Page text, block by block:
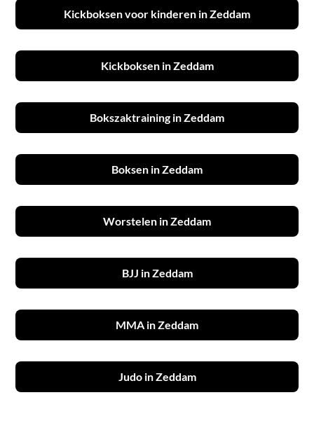
Kickboksen voor kinderen in Zeddam
Kickboksen in Zeddam
Bokszaktraining in Zeddam
Boksen in Zeddam
Worstelen in Zeddam
BJJ in Zeddam
MMA in Zeddam
Judo in Zeddam